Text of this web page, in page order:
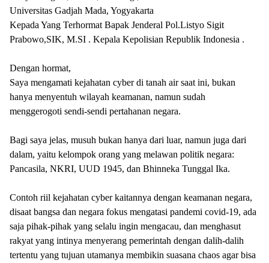
Universitas Gadjah Mada, Yogyakarta
Kepada Yang Terhormat Bapak Jenderal Pol.Listyo Sigit
Prabowo,SIK, M.SI . Kepala Kepolisian Republik Indonesia .
Dengan hormat,
Saya mengamati kejahatan cyber di tanah air saat ini, bukan
hanya menyentuh wilayah keamanan, namun sudah
menggerogoti sendi-sendi pertahanan negara.
Bagi saya jelas, musuh bukan hanya dari luar, namun juga dari
dalam, yaitu kelompok orang yang melawan politik negara:
Pancasila, NKRI, UUD 1945, dan Bhinneka Tunggal Ika.
Contoh riil kejahatan cyber kaitannya dengan keamanan negara,
disaat bangsa dan negara fokus mengatasi pandemi covid-19, ada
saja pihak-pihak yang selalu ingin mengacau, dan menghasut
rakyat yang intinya menyerang pemerintah dengan dalih-dalih
tertentu yang tujuan utamanya membikin suasana chaos agar bisa